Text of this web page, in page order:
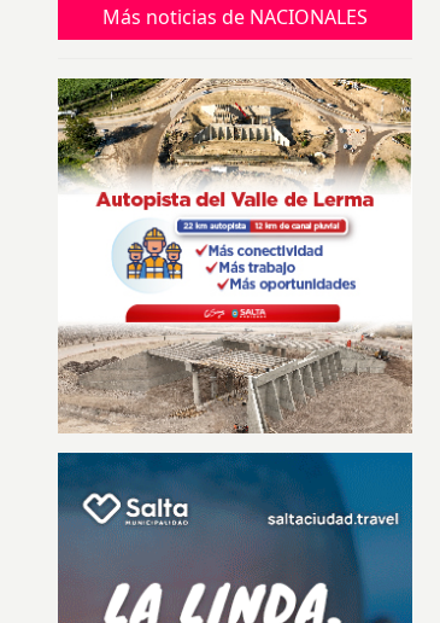
asistencia social.
Más noticias de NACIONALES